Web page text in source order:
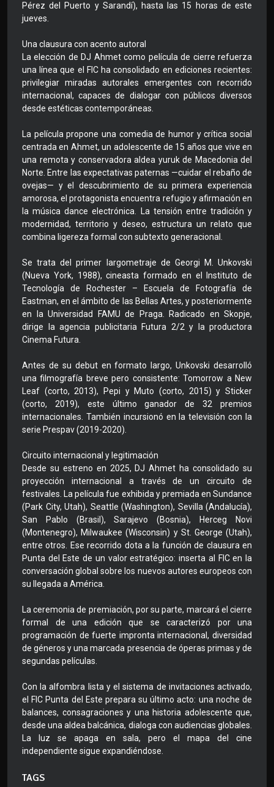
Pérez del Puerto y Sarandí), hasta las 15 horas de este
jueves.
Una clausura con acento autoral
La elección de DJ Ahmet como película de cierre refuerza
una línea que el FIC ha consolidado en ediciones recientes:
privilegiar miradas autorales emergentes con recorrido
internacional, capaces de dialogar con públicos diversos
desde estéticas contemporáneas.
La película propone una comedia de humor y crítica social
centrada en Ahmet, un adolescente de 15 años que vive en
una remota y conservadora aldea yuruk de Macedonia del
Norte. Entre las expectativas paternas —cuidar el rebaño de
ovejas— y el descubrimiento de su primera experiencia
amorosa, el protagonista encuentra refugio y afirmación en
la música dance electrónica. La tensión entre tradición y
modernidad, territorio y deseo, estructura un relato que
combina ligereza formal con subtexto generacional.
Se trata del primer largometraje de Georgi M. Unkovski
(Nueva York, 1988), cineasta formado en el Instituto de
Tecnología de Rochester – Escuela de Fotografía de
Eastman, en el ámbito de las Bellas Artes, y posteriormente
en la Universidad FAMU de Praga. Radicado en Skopje,
dirige la agencia publicitaria Futura 2/2 y la productora
Cinema Futura.
Antes de su debut en formato largo, Unkovski desarrolló
una filmografía breve pero consistente: Tomorrow a New
Leaf (corto, 2013), Pepi y Muto (corto, 2015) y Sticker
(corto, 2019), este último ganador de 32 premios
internacionales. También incursionó en la televisión con la
serie Prespav (2019-2020).
Circuito internacional y legitimación
Desde su estreno en 2025, DJ Ahmet ha consolidado su
proyección internacional a través de un circuito de
festivales. La película fue exhibida y premiada en Sundance
(Park City, Utah), Seattle (Washington), Sevilla (Andalucía),
San Pablo (Brasil), Sarajevo (Bosnia), Herceg Novi
(Montenegro), Milwaukee (Wisconsin) y St. George (Utah),
entre otros. Ese recorrido dota a la función de clausura en
Punta del Este de un valor estratégico: inserta al FIC en la
conversación global sobre los nuevos autores europeos con
su llegada a América.
La ceremonia de premiación, por su parte, marcará el cierre
formal de una edición que se caracterizó por una
programación de fuerte impronta internacional, diversidad
de géneros y una marcada presencia de óperas primas y de
segundas películas.
Con la alfombra lista y el sistema de invitaciones activado,
el FIC Punta del Este prepara su último acto: una noche de
balances, consagraciones y una historia adolescente que,
desde una aldea balcánica, dialoga con audiencias globales.
La luz se apaga en sala, pero el mapa del cine
independiente sigue expandiéndose.
TAGS